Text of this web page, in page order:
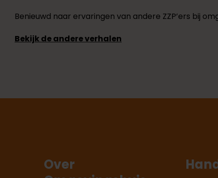
Benieuwd naar ervaringen van andere ZZP’ers bij
Bekijk de andere verhalen
Over